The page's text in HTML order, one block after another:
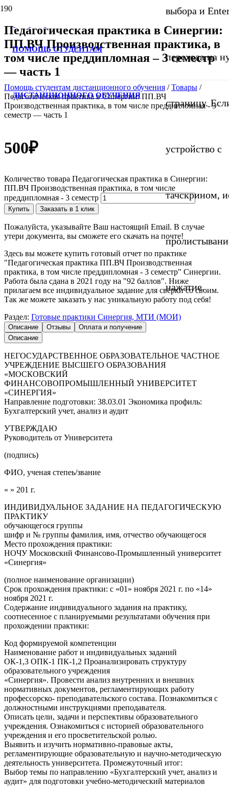
ПОМОЩЬ СТУДЕНТАМ
ДИСТАНЦИОННОГО ОБУЧЕНИЯ
выбора и
перехода на
страницу.
устройство с
тачскрином,
нажатие.
Педагогическая практика в Синергии:
ПП.ВЧ Производственная практика, в
том числе преддипломная – 3 семестр
— часть 1
Помощь студентам дистанционного обучения /Товары /
Педагогическая практика в Синергии: ПП.ВЧ
Производственная практика, в том числе преддипломная - 3
семестр — часть 1
500₽
Количество товара Педагогическая практика в Синергии:
ПП.ВЧ Производственная практика, в том числе
преддипломная - 3 семестр
Купить Заказать в 1 клик
Пожалуйста, указывайте Ваш настоящий Email. В случае
утери документа, вы сможете его скачать на почте!
Здесь вы можете купить готовый отчет по практике
"Педагогическая практика ПП.ВЧ Производственная
практика, в том числе преддипломная - 3 семестр" Синергии.
Работа была сдана в 2021 году на "92 баллов". Ниже
прилагаем все индивидуальное задание для сверки со своим.
Так же можете заказать у нас уникальную работу под себя!
Раздел: Готовые практики Синергия, МТИ (МОИ)
Описание Отзывы
Оплата и получение
Описание
НЕГОСУДАРСТВЕННОЕ ОБРАЗОВАТЕЛЬНОЕ ЧАСТНОЕ
УЧРЕЖДЕНИЕ ВЫСШЕГО ОБРАЗОВАНИЯ
«МОСКОВСКИЙ
ФИНАНСОВОПРОМЫШЛЕННЫЙ УНИВЕРСИТЕТ
«СИНЕРГИЯ»
Направление подготовки: 38.03.01 Экономика профиль:
Бухгалтерский учет, анализ и аудит
УТВЕРЖДАЮ
Руководитель от Университета
(подпись)
ФИО, ученая степеь/звание
« » 201 г.
ИНДИВИДУАЛЬНОЕ ЗАДАНИЕ НА ПЕДАГОГИЧЕСКУЮ
ПРАКТИКУ
обучающегося группы
шифр и № группы фамилия, имя, отчество обучающегося
Место прохождения практики:
НОЧУ Московский Финансово-Промышленный университет
«Синергия»
(полное наименование организации)
Срок прохождения практики: с «01» ноября 2021 г. по «14»
ноября 2021 г.
Содержание индивидуального задания на практику,
соотнесенное с планируемыми результатами обучения при
прохождении практики:
Код формируемой компетенции
Наименование работ и индивидуальных заданий
ОК-1,3 ОПК-1 ПК-1,2 Проанализировать структуру
образовательного учреждения
«Синергия». Провести анализ внутренних и внешних
нормативных документов, регламентирующих работу
профессорско- преподавательского состава. Познакомиться с
должностными инструкциями преподавателя.
Описать цели, задачи и перспективы образовательного
учреждения. Ознакомиться с историей образовательного
учреждения и его просветительской ролью.
Выявить и изучить нормативно-правовые акты,
регламентирующие образовательную и научно-методическую
деятельность университета. Промежуточный итог:
Выбор темы по направлению «Бухгалтерский учет, анализ и
аудит» для подготовки учебно-методический материалов